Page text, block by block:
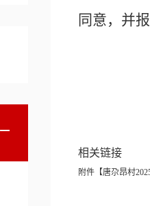
同意，并报
相关链接
附件【唐尕昂村